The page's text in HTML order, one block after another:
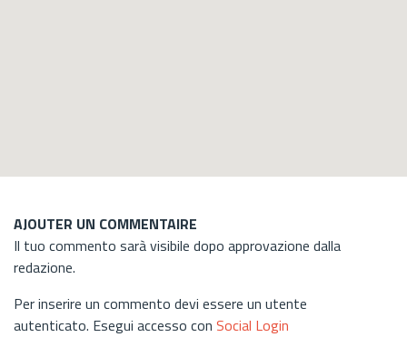
AJOUTER UN COMMENTAIRE
Il tuo commento sarà visibile dopo approvazione dalla
redazione.
Per inserire un commento devi essere un utente
autenticato. Esegui accesso con Social Login